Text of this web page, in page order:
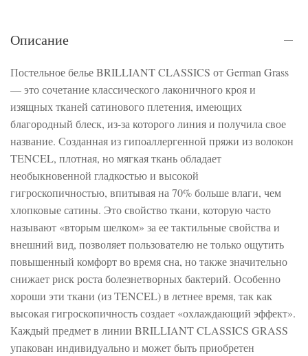
Описание
Постельное белье BRILLIANT CLASSICS от German Grass
— это сочетание классического лаконичного кроя и
изящных тканей сатинового плетения, имеющих
благородный блеск, из-за которого линия и получила свое
название. Созданная из гипоаллергенной пряжи из волокон
TENCEL, плотная, но мягкая ткань обладает
необыкновенной гладкостью и высокой
гигроскопичностью, впитывая на 70% больше влаги, чем
хлопковые сатины. Это свойство ткани, которую часто
называют «вторым шелком» за ее тактильные свойства и
внешний вид, позволяет пользователю не только ощутить
повышенный комфорт во время сна, но также значительно
снижает риск роста болезнетворных бактерий. Особенно
хороши эти ткани (из TENCEL) в летнее время, так как
высокая гигроскопичность создает «охлаждающий эффект».
Каждый предмет в линии BRILLIANT CLASSICS GRASS
упакован индивидуально и может быть приобретен